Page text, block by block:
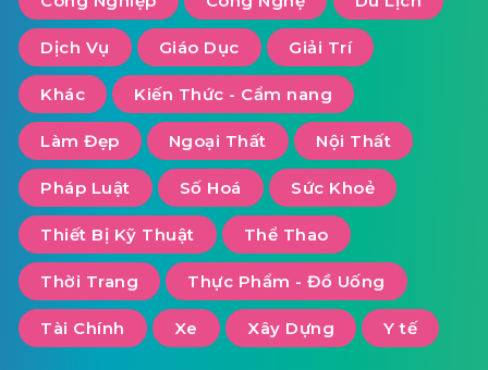
Dịch Vụ Giáo Dục Giải Trí
Khác Kiến Thức - Cẩm nang
Làm Đẹp Ngoại Thất Nội Thất
Pháp Luật Số Hoá Sức Khoẻ
Thiết Bị Kỹ Thuật Thể Thao
Thời Trang Thực Phẩm - Đồ Uống
Tài Chính Xe Xây Dựng Y tế